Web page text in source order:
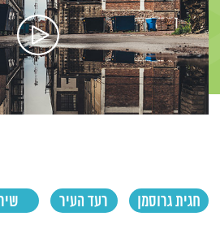
חגית גרוסמן רעד העיר